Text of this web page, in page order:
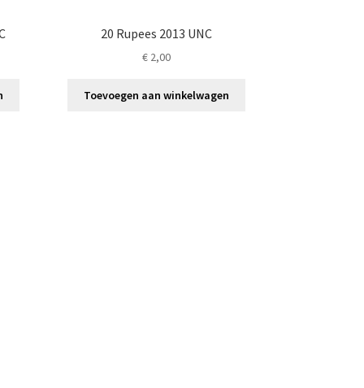
20 Rupees 2013 UNC
€2,00
Toevoegen aan winkelwagen